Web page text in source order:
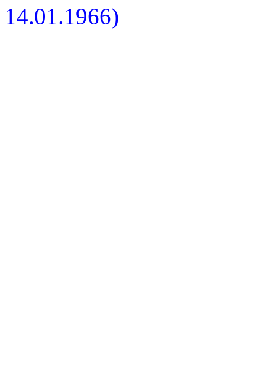
14.01.1966)